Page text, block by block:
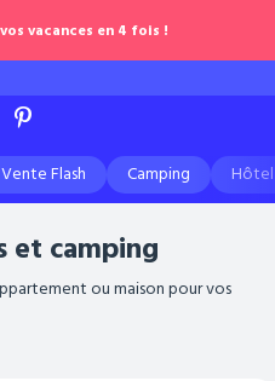
vacances en 4 fois !
Vente Flash Camping Hôtel
et camping
ou maison pour vos